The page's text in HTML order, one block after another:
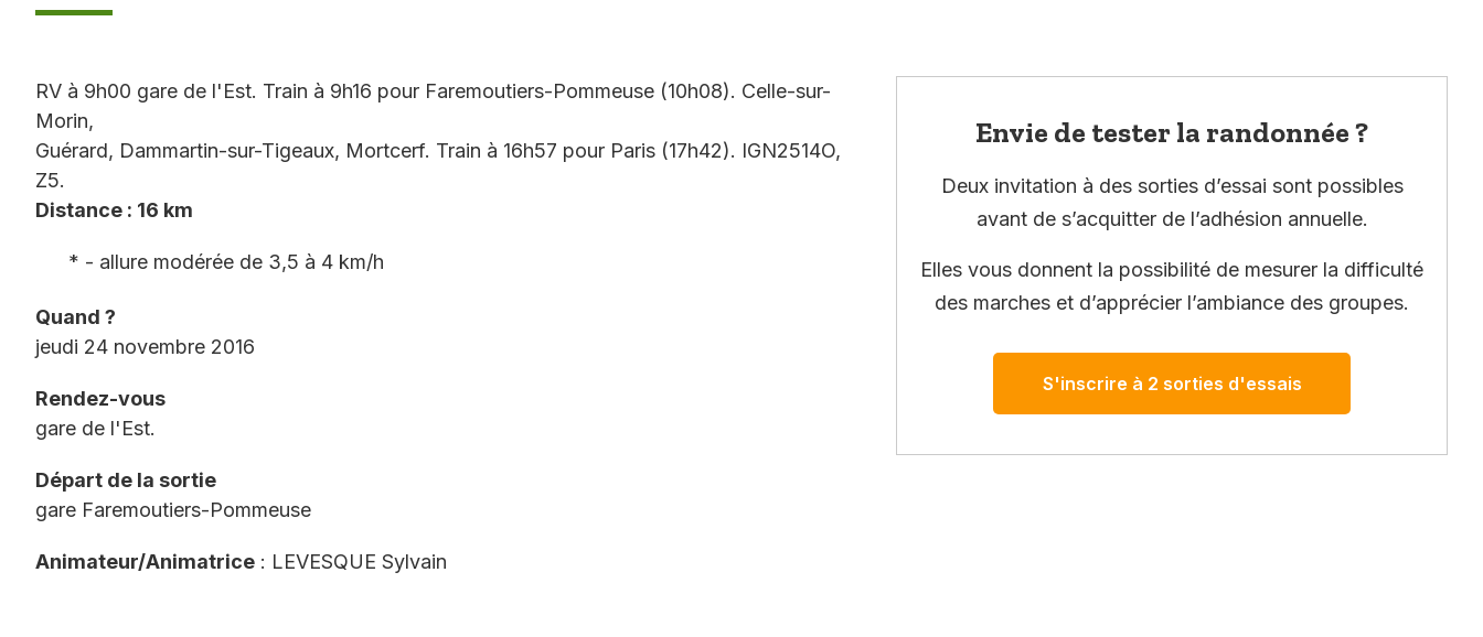
RV à 9h00 gare de l'Est. Train à 9h16 pour Faremoutiers-Pommeuse (10h08). Celle-sur-
Morin,
Guérard, Dammartin-sur-Tigeaux, Mortcerf. Train à 16h57 pour Paris (17h42). IGN2514O,
Z5.
Distance : 16 km
* - allure modérée de 3,5 à 4 km/h
Quand ?
jeudi 24 novembre 2016
Rendez-vous
gare de l'Est.
Départ de la sortie
gare Faremoutiers-Pommeuse
Animateur/Animatrice : LEVESQUE Sylvain
Envie de tester la randonnée ?
Deux invitation à des sorties d’essai sont possibles
avant de s’acquitter de l’adhésion annuelle.
Elles vous donnent la possibilité de mesurer la difficulté
des marches et d’apprécier l’ambiance des groupes.
S'inscrire à 2 sorties d'essais